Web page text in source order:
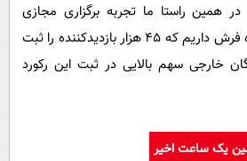
همین راستا ما تجربه برگزاری مجازی
نمایشگاه را برای نمایشگاه فرش داریم که ۴۵ هزار بازدیدکننده را ثبت
خارجی سهم بالایی در ثبت این رکورد
یک ساعت اخیر